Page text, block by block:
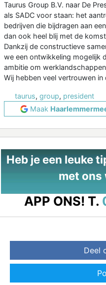
Taurus Group B.V. naar De
als SADC voor staan: het
bedrijven die bijdragen aan
dan ook heel blij met de
Dankzij de constructieve
we een ontwikkeling mogelijk
ambitie om
Wij hebben veel vertrouwen in
taurus, group, president
Maak
Heb je een leuke
met ons
APP ONS! T.
Deel